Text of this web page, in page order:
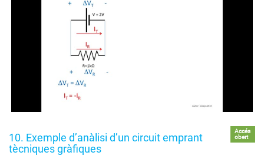
10. Exemple d’anàlisi d’un circuit emprant
tècniques gràfiques
Accés
obert